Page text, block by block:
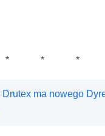
* * *
Drutex ma nowego